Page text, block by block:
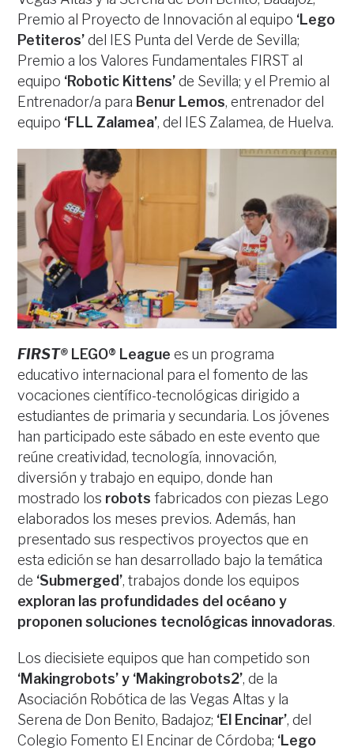
Premio al Proyecto de Innovación al equipo ‘Lego
Petiteros’del IES Punta del Verde de Sevilla;
Premio a los Valores Fundamentales FIRST al
equipo ‘Robotic Kittens’de Sevilla; y el Premio al
Entrenador/a para Benur Lemos, entrenador del
equipo ‘FLL Zalamea’, del IES Zalamea, de Huelva.
FIRST® LEGO® League es un programa
educativo internacional para el fomento de las
vocaciones científico-tecnológicas dirigido a
estudiantes de primaria y secundaria. Los jóvenes
han participado este sábado en este evento que
reúne creatividad, tecnología, innovación,
diversión y trabajo en equipo, donde han
mostrado los robots fabricados con piezas Lego
elaborados los meses previos. Además, han
presentado sus respectivos proyectos que en
esta edición se han desarrollado bajo la temática
de ‘Submerged’, trabajos donde los equipos
exploran las profundidades del océano y
proponen soluciones tecnológicas innovadoras.
Los diecisiete equipos que han competido son
‘Makingrobots’ y ‘Makingrobots2’, de la
Asociación Robótica de las Vegas Altas y la
Serena de Don Benito, Badajoz; ‘El Encinar’, del
Colegio Fomento El Encinar de Córdoba; ‘Lego